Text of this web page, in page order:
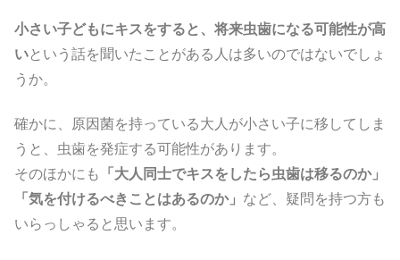
小さい子どもにキスをすると、将来虫歯になる可能性が高
いという話を聞いたことがある人は多いのではないでしょ
うか。
確かに、原因菌を持っている大人が小さい子に移してしま
うと、虫歯を発症する可能性があります。
そのほかにも
「大人同士でキスをしたら虫歯は移るのか」
「気を付けるべきことはあるのか」 など、疑問を持つ方も
いらっしゃると思います。